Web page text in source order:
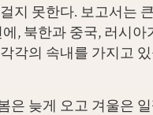
지 못한다. 보고서는
, 북한과 중국, 러시
각의 속내를 가지고
은 늦게 오고 겨울은